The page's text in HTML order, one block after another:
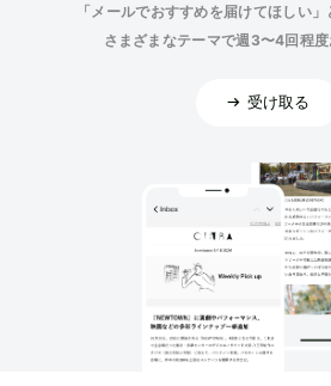
「メールでおすすめを届けてほしい」
さまざまなテーマで週3〜4回程度
受け取る